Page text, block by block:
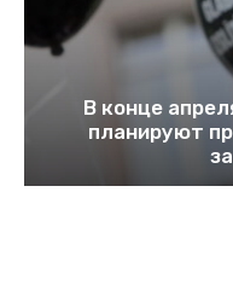
В конце
планируют